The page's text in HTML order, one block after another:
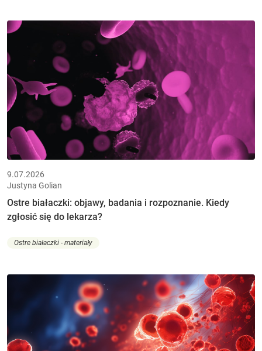
9.07.2026
Justyna Golian
Ostre białaczki: objawy, badania i rozpoznanie. Kiedy
zgłosić się do lekarza?
Ostre białaczki - materiały